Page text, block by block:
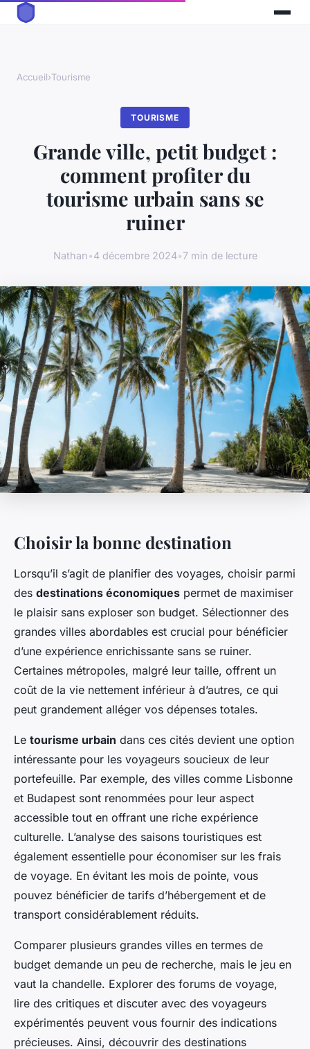
Accueil›Tourisme
TOURISME
Grande ville, petit budget :
comment profiter du
tourisme urbain sans se
ruiner
Nathan•4 décembre 2024•7 min de lecture
Choisir la bonne destination
Lorsqu’il s’agit de planifier des voyages, choisir parmi
des destinations économiques permet de maximiser
le plaisir sans exploser son budget. Sélectionner des
grandes villes abordables est crucial pour bénéficier
d’une expérience enrichissante sans se ruiner.
Certaines métropoles, malgré leur taille, offrent un
coût de la vie nettement inférieur à d’autres, ce qui
peut grandement alléger vos dépenses totales.
Le tourisme urbain dans ces cités devient une option
intéressante pour les voyageurs soucieux de leur
portefeuille. Par exemple, des villes comme Lisbonne
et Budapest sont renommées pour leur aspect
accessible tout en offrant une riche expérience
culturelle. L’analyse des saisons touristiques est
également essentielle pour économiser sur les frais
de voyage. En évitant les mois de pointe, vous
pouvez bénéficier de tarifs d’hébergement et de
transport considérablement réduits.
Comparer plusieurs grandes villes en termes de
budget demande un peu de recherche, mais le jeu en
vaut la chandelle. Explorer des forums de voyage,
lire des critiques et discuter avec des voyageurs
expérimentés peuvent vous fournir des indications
précieuses. Ainsi, découvrir des destinations